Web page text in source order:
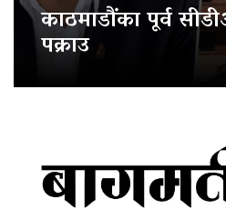
काठमाडौंका पूर्व
पक्राउ